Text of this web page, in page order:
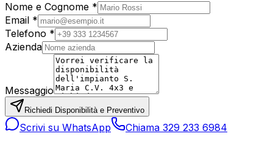
Nome e Cognome *
Email *
Telefono *
Azienda
Messaggio
Richiedi Disponibilità e Preventivo
Scrivi su WhatsApp Chiama 329 233 6984